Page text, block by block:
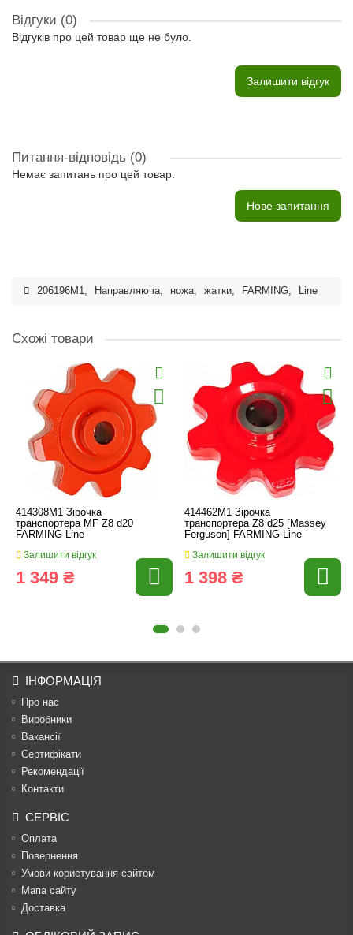
Відгуки (0)
Відгуків про цей товар ще не було.
Залишити відгук
Питання-відповідь (0)
Немає запитань про цей товар.
Нове запитання
206196M1, Направляюча, ножа, жатки, FARMING, Line
Схожі товари
414308M1 Зірочка
транспортера MF Z8 d20
FARMING Line
Залишити відгук
1 349 ₴
414462M1 Зірочка
транспортера Z8 d25 [Massey
Ferguson] FARMING Line
Залишити відгук
1 398 ₴
ІНФОРМАЦІЯ
Про нас
Виробники
Вакансії
Сертифікати
Рекомендації
Контакти
СЕРВІС
Оплата
Повернення
Умови користування сайтом
Мапа сайту
Доставка